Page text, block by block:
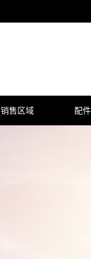
销售区域 配